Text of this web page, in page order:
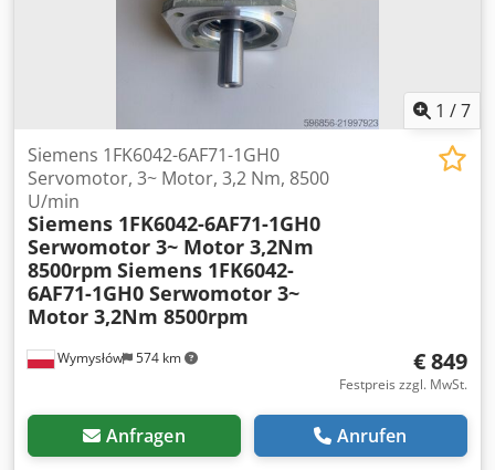
1 /7
Wymysłów 574 km
Siemens 1FK6042-6AF71-1GH0
Servomotor, 3~ Motor, 3,2 Nm, 8500
U/min
Siemens 1FK6042-6AF71-1GH0
Serwomotor 3~ Motor 3,2Nm
8500rpm Siemens 1FK6042-
6AF71-1GH0 Serwomotor 3~
Motor 3,2Nm 8500rpm
€ 849
Festpreis zzgl. MwSt.
Anfragen Anrufen